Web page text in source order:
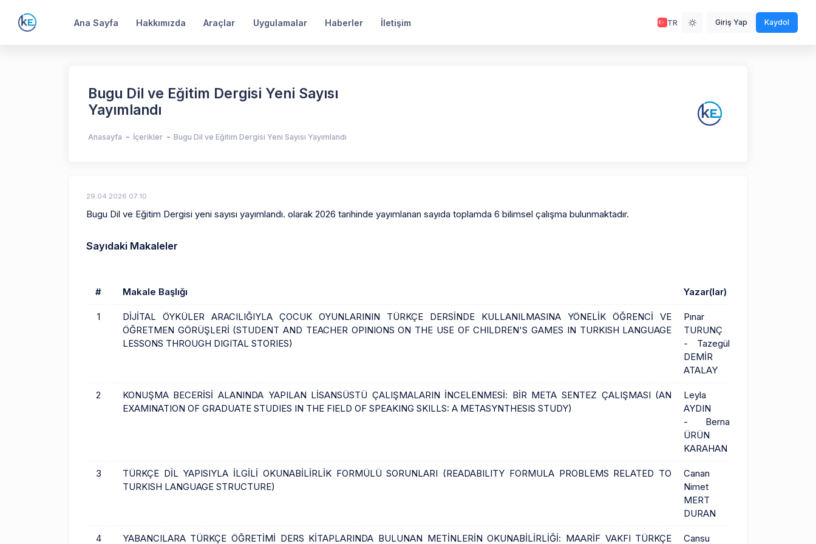
Ana Sayfa Hakkımızda Araçlar Uygulamalar Haberler İletişim TR Giriş Yap Kaydol
Bugu Dil ve Eğitim Dergisi Yeni Sayısı
Yayımlandı
Anasayfa İçerikler Bugu Dil ve Eğitim Dergisi Yeni Sayısı Yayımlandı
29.04.2026 07:10
Bugu Dil ve Eğitim Dergisi yeni sayısı yayımlandı. olarak 2026 tarihinde yayımlanan sayıda toplamda 6 bilimsel çalışma bulunmaktadır.
Sayıdaki Makaleler
# Makale Başlığı Yazar(lar)
1
DİJİTAL ÖYKÜLER ARACILIĞIYLA ÇOCUK OYUNLARININ TÜRKÇE DERSİNDE KULLANILMASINA YÖNELİK ÖĞRENCİ VE
ÖĞRETMEN GÖRÜŞLERİ (STUDENT AND TEACHER OPINIONS ON THE USE OF CHILDREN'S GAMES IN TURKISH LANGUAGE
LESSONS THROUGH DIGITAL STORIES)
Pınar
TURUNÇ
- Tazegül
DEMİR
ATALAY
2
KONUŞMA BECERİSİ ALANINDA YAPILAN LİSANSÜSTÜ ÇALIŞMALARIN İNCELENMESİ: BİR META SENTEZ ÇALIŞMASI (AN
EXAMINATION OF GRADUATE STUDIES IN THE FIELD OF SPEAKING SKILLS: A METASYNTHESIS STUDY)
Leyla
AYDIN
- Berna
ÜRÜN
KARAHAN
3
TÜRKÇE DİL YAPISIYLA İLGİLİ OKUNABİLİRLİK FORMÜLÜ SORUNLARI (READABILITY FORMULA PROBLEMS RELATED TO
TURKISH LANGUAGE STRUCTURE)
Canan
Nimet
MERT
DURAN
4 YABANCILARA TÜRKÇE ÖĞRETİMİ DERS KİTAPLARINDA BULUNAN METİNLERİN OKUNABİLİRLİĞİ: MAARİF VAKFI TÜRKÇE Cansu